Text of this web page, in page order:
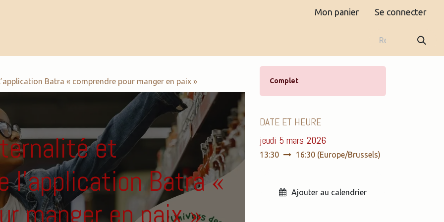
Mon panier Se connecter
Batra « comprendre pour manger en paix »
et
l’application Batra «
manger en paix »
Complet
DATE ET HEURE
jeudi 5 mars 2026
13:30 16:30 (Europe/Brussels)
Ajouter au calendrier